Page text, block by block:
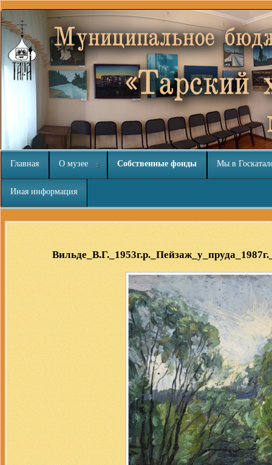
Главная О музее Собственные фонды Мы в
Иная информация